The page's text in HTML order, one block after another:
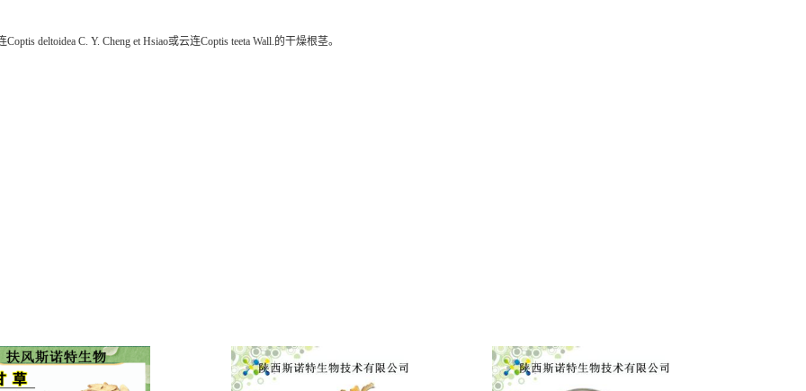
deltoidea C. Y. Cheng et Hsiao或云连Coptis teeta Wall.的干燥根茎。